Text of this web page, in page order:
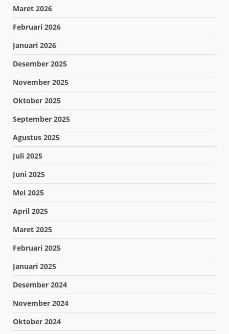
Maret 2026
Februari 2026
Januari 2026
Desember 2025
November 2025
Oktober 2025
September 2025
Agustus 2025
Juli 2025
Juni 2025
Mei 2025
April 2025
Maret 2025
Februari 2025
Januari 2025
Desember 2024
November 2024
Oktober 2024